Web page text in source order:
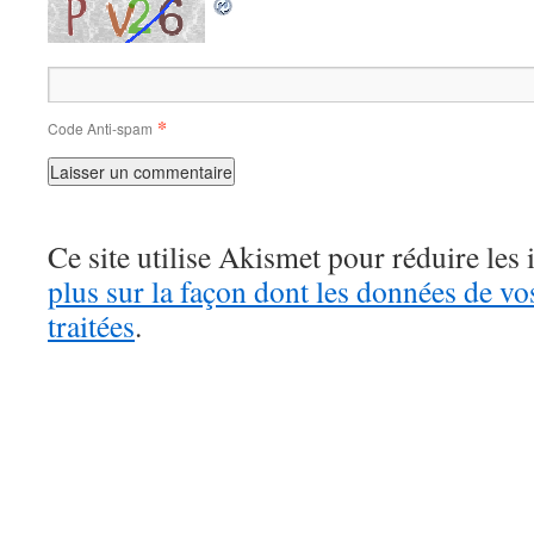
Code Anti-spam *
Ce site utilise Akismet pour réduire les
plus sur la façon dont les données de
traitées.